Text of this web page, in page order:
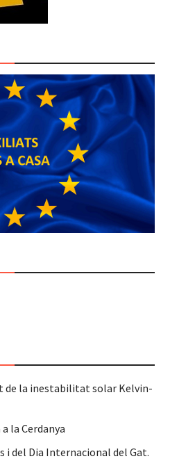
de la inestabilitat solar Kelvin-
la Cerdanya
i del Dia Internacional del Gat.